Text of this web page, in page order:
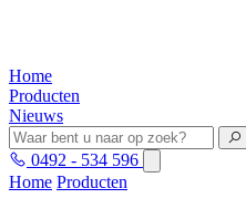
Home
Producten
Nieuws
0492 - 534 596
Home Producten